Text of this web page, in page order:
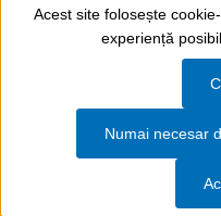
Acest site folosește
experiență
Numai necesar